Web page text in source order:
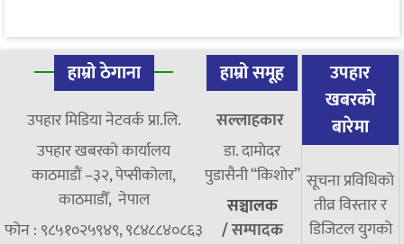
हाम्रो ठेगाना
उपहार मिडिया नेटवर्क प्रा.लि.
उपहार खबरको कार्यालय
काठमाडौं –३२, पेप्सीकोला,
काठमाडौँ, नेपाल
फोन : ९८५१०२५९४९, ९८४८८४०८६३
हाम्रो समूह
सल्लाहकार
डा. दामाेदर
पुडासैनी “किशाेर”
सञ्चालक
/सम्पादक
उपहार
खबरको
बारेमा
सूचना प्रविधिको
तीव्र विस्तार र
डिजिटल युगको